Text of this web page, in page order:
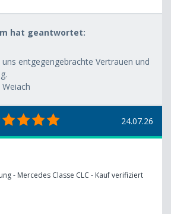
hat geantwortet:
entgegengebrachte Vertrauen und
24.07.26
- Mercedes Classe CLC - Kauf verifiziert